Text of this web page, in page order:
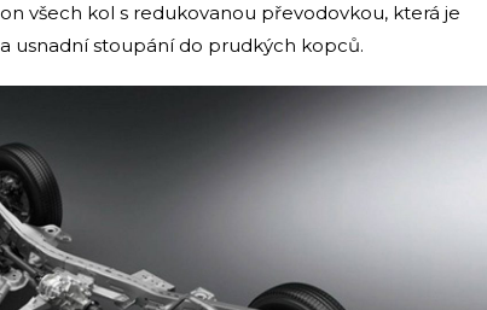
všech kol s redukovanou převodovkou, která je
usnadní stoupání do prudkých kopců.